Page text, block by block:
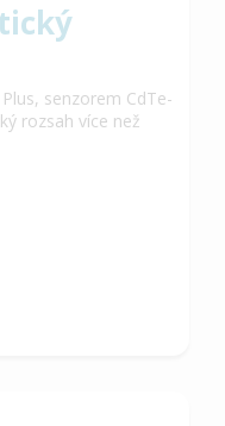
senzorem CdTe-
rozsah více než